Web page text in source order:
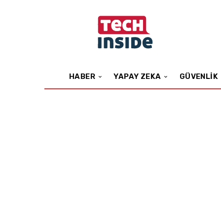
HABER YAPAY ZEKA GÜVENLIK